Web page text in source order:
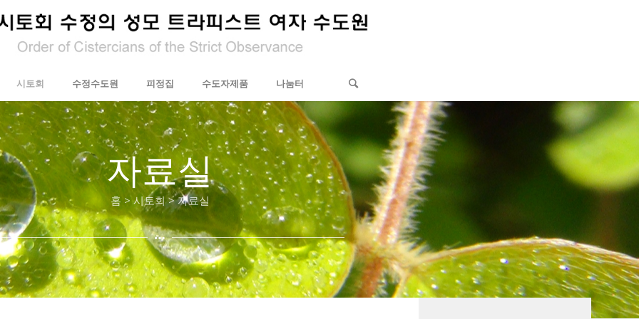
시토회 수정수도원 피정집 수도자제품 나눔터
자료실
홈 > 시토회 > 자료실